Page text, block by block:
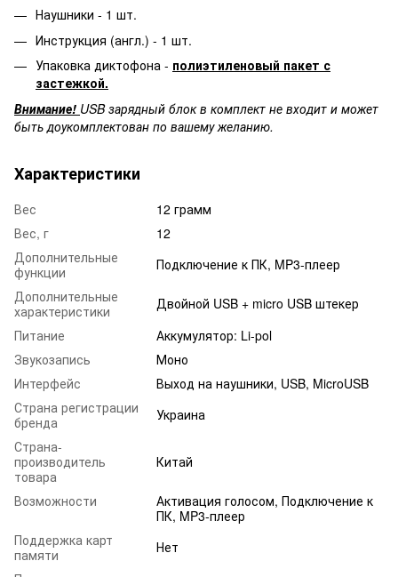
Наушники - 1 шт.
Инструкция (англ.) - 1 шт.
Упаковка диктофона - полиэтиленовый пакет с
застежкой.
Внимание! USB зарядный блок в комплект не входит и может
быть доукомплектован по вашему желанию.
Характеристики
Вес
12 грамм
Вес, г
12
Дополнительные
функции
Подключение к ПК, MP3-плеер
Дополнительные
характеристики
Двойной USB + micro USB штекер
Питание
Аккумулятор: Li-pol
Звукозапись
Моно
Интерфейс
Выход на наушники, USB, MicroUSB
Страна регистрации
бренда
Украина
Страна-
производитель
товара
Китай
Возможности
Активация голосом, Подключение к
ПК, MP3-плеер
Поддержка карт
памяти
Нет